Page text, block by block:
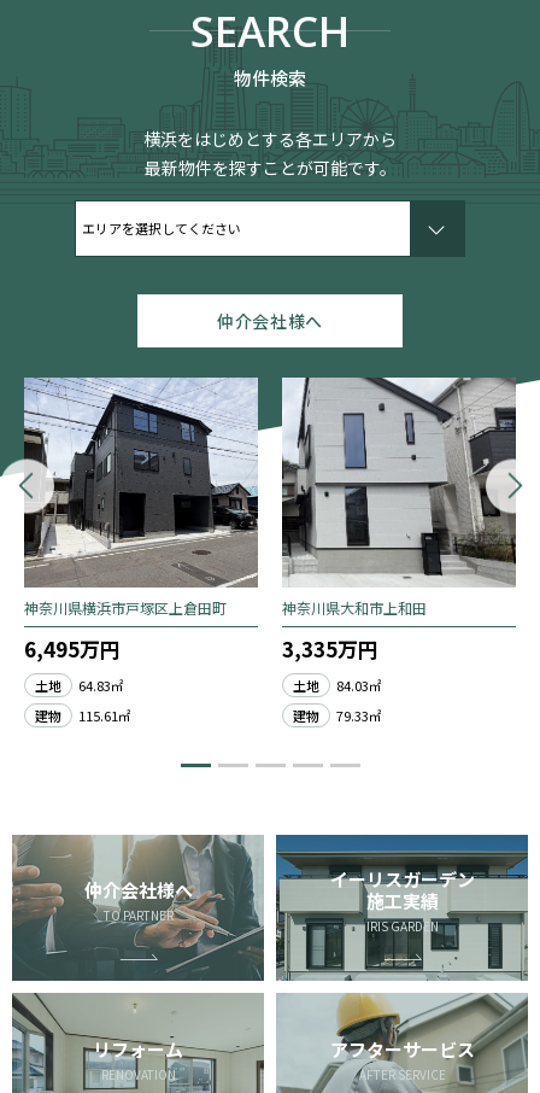
SEARCH
物件検索
横浜をはじめとする各エリアから
最新物件を探すことが可能です。
仲介会社様へ
神奈川県横浜市戸塚区上倉田町
6,495万円
土地
64.83㎡
建物
115.61㎡
神奈川県大和市上和田
3,335万円
土地
84.03㎡
建物
79.33㎡
仲介会社様へ
TO PARTNER
イーリスガーデン
施工実績
IRIS GARDEN
リフォーム
RENOVATION
アフターサービス
AFTER SERVICE